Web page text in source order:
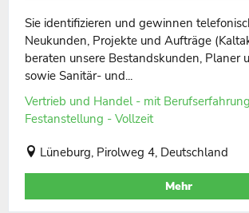
Sie identifizieren und gewinnen
Neukunden, Projekte und Aufträge
beraten unsere Bestandskunden, Planer
sowie Sanitär- und...
Vertrieb und Handel - mit
Festanstellung - Vollzeit
Lüneburg, Pirolweg 4, Deutschland
Mehr